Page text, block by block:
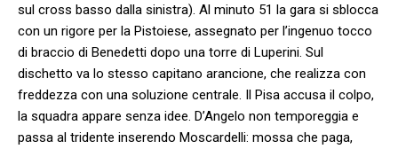
sul cross basso dalla sinistra). Al minuto 51 la gara si sblocca
con un rigore per la Pistoiese, assegnato per l’ingenuo tocco
di braccio di Benedetti dopo una torre di Luperini. Sul
dischetto va lo stesso capitano arancione, che realizza con
freddezza con una soluzione centrale. Il Pisa accusa il colpo,
la squadra appare senza idee. D’Angelo non temporeggia e
passa al tridente inserendo Moscardelli: mossa che paga,